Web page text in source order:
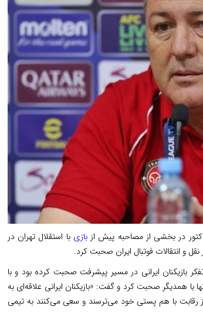
در بخشی از مصاحبه پیش ازبازی با استقلال تهران در
بازیکنان ایرانی در مسیر پیشرفت صحبت کرده بود و با
با همدیگر صحبت کرد و گفت: «بازیکنان ایرانی علاقه‌ای به
از رقابت با هم پستی خود می‌ترسند و سعی می‌کنند به تیمی